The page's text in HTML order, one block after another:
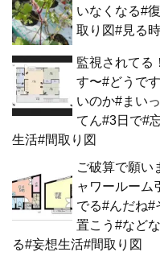
いなくなる#
取り図#見る
監視されてる
す〜#どうで
いのか#まい
てん#3日で#
生活#間取り図
ご破算で願い
ャワールーム
でる#んだね#
置こう#など
る#妄想生活#間取り図